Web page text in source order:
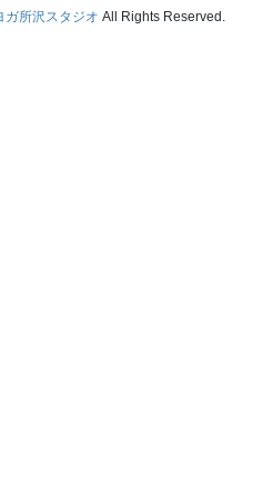
ガ所沢スタジオ All Rights Reserved.